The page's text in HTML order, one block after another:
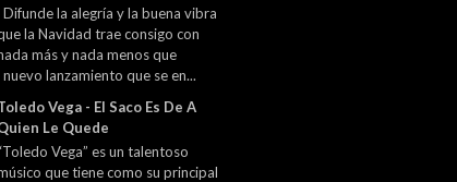
Difunde la alegría y la buena vibra
la Navidad trae consigo con
más y nada menos que
lanzamiento que se en...
Vega - El Saco Es De A
Le Quede
Vega” es un talentoso
que tiene como su principal